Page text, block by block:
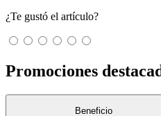
¿Te gustó el artículo?
Promociones
Beneficio